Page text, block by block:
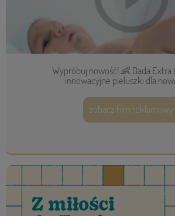
Wypróbuj nowość! 👶 Dada Extra
innowacyjne pieluszki dla
zobacz film reklamowy